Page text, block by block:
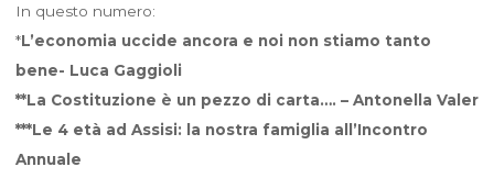
In questo numero:
*L’economia uccide ancora e noi non stiamo tanto
bene- Luca Gaggioli
**La Costituzione è un pezzo di carta…. – Antonella Valer
***Le 4 età ad Assisi: la nostra famiglia all’Incontro
Annuale